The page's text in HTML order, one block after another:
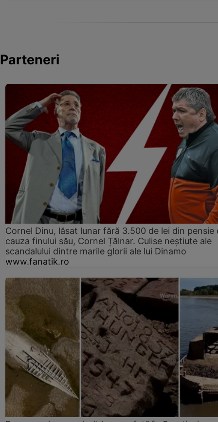
Parteneri
Cornel Dinu, lăsat lunar fără 3.500 de lei din pensie
cauza finului său, Cornel Țălnar. Culise neștiute ale
scandalului dintre marile glorii ale lui Dinamo
www.fanatik.ro